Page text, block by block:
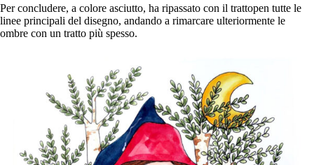
Per concludere, a colore asciutto, ha ripassato con il trattopen tutte le
linee principali del disegno, andando a rimarcare ulteriormente le
ombre con un tratto più spesso.